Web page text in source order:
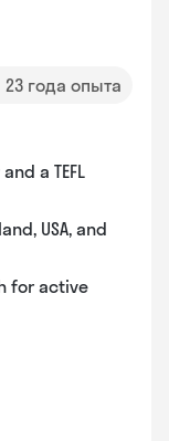
23 года опыта
a TEFL
USA, and
for active